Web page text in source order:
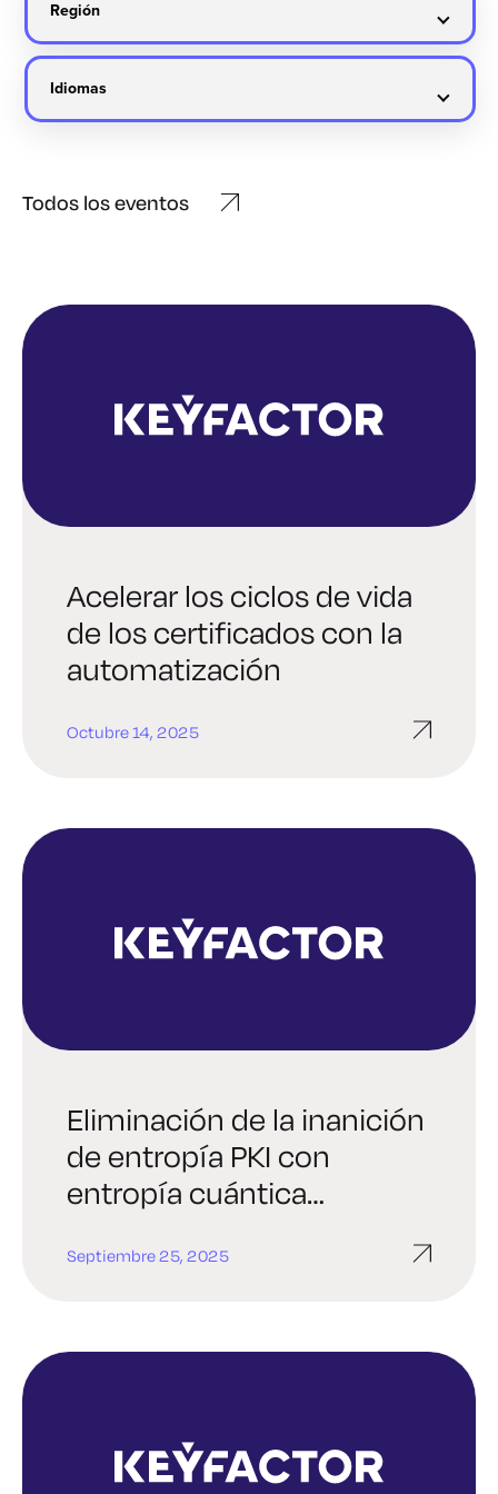
Todos los eventos
Acelerar los ciclos de vida
de los certificados con la
automatización
Octubre 14, 2025
Eliminación de la inanición
de entropía PKI con
entropía cuántica
Septiembre 25, 2025